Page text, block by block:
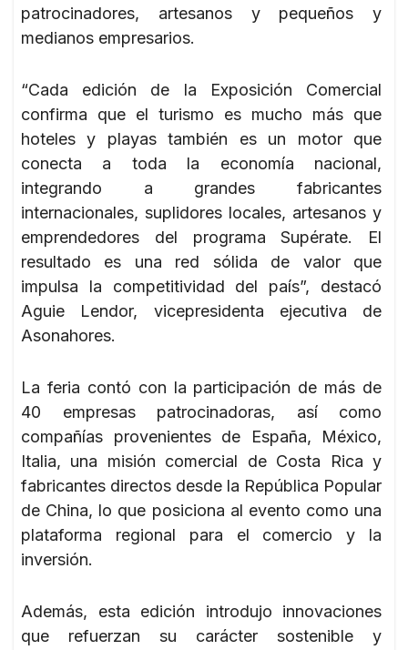
patrocinadores, artesanos y pequeños y
medianos empresarios.
“Cada edición de la Exposición Comercial
confirma que el turismo es mucho más que
hoteles y playas también es un motor que
conecta a toda la economía nacional,
integrando a grandes fabricantes
internacionales, suplidores locales, artesanos y
emprendedores del programa Supérate. El
resultado es una red sólida de valor que
impulsa la competitividad del país”, destacó
Aguie Lendor, vicepresidenta ejecutiva de
Asonahores.
La feria contó con la participación de más de
40 empresas patrocinadoras, así como
compañías provenientes de España, México,
Italia, una misión comercial de Costa Rica y
fabricantes directos desde la República Popular
de China, lo que posiciona al evento como una
plataforma regional para el comercio y la
inversión.
Además, esta edición introdujo innovaciones
que refuerzan su carácter sostenible y